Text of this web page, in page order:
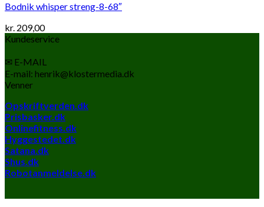
Bodnik whisper streng-8-68″
kr. 209,00
Kundeservice
✉ E-MAIL
E-mail: henrik@klostermedia.dk
Venner
Opskriftverden.dk
Prisbasker.dk
Onlinefitness.dk
Hyggestedet.dk
Satana.dk
Shus.dk
Robotanmeldelse.dk